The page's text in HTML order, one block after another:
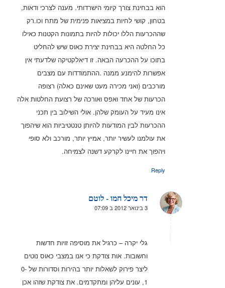
הוא בבחינת צורך קיומי הישרדותי. מענה לצרכי ודאות,
בטחון, קושי לחיות במציאות פנימית של מתח וכו.רק
שההכרעות הללו יכולות להיות בתמונות הקטנות כאילו
כל החלטה היא בבחינת יצירת כאוס שיש להחליט
בתוכו על ההכרעה הבאה. זו דיאלקטיקה שלדעתי אין
אפשרות להימנע ממנה .ההתמודדות עם מצבים
מורכבים (ואני מכירה מעט שאינם כאלה) רצופה
הכרעות של אחד ואפס ואורכה של רצועת החלטות אלה
אינו מעיד על העומק שלהן. אולי השילוב בין תכני
ההכרעות לבין המודעות להיותן טנטטיביות הוא שיהפוך
את עולמנו לעשיר יותר, אמיץ יותר, מורכב ולא סופי
ויהפוך את חיינו לקרקע דשנה לצמיחה.
Reply
דר מיכל חמו - לוטם
אומר: 3 בינואר 2012 ב 07:09
גלי יקרה – כרגיל את מוסיפה זויות חדשות
וחשובות. אות צודקת כי אנו במצבי כאוס נוטים
ליצר פירוק לשאלות יותר בהירות וסדורות של 0-
1, עונים עליהן ומתקדמים. את צודקת שזהו אכן